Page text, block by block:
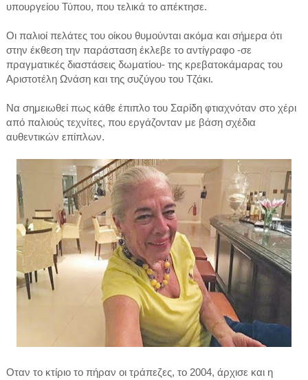
υπουργείου Τύπου, που τελικά το απέκτησε.
Οι παλιοί πελάτες του οίκου θυμούνται ακόμα και σήμερα ότι
στην έκθεση την παράσταση έκλεβε το αντίγραφο -σε
πραγματικές διαστάσεις δωματίου- της κρεβατοκάμαρας του
Αριστοτέλη Ωνάση και της συζύγου του Τζάκι.
Να σημειωθεί πως κάθε έπιπλο του Σαρίδη φτιαχνόταν στο χέρι
από παλιούς τεχνίτες, που εργάζονταν με βάση σχέδια
αυθεντικών επίπλων.
Οταν το κτίριο το πήραν οι τράπεζες, το 2004, άρχισε και η